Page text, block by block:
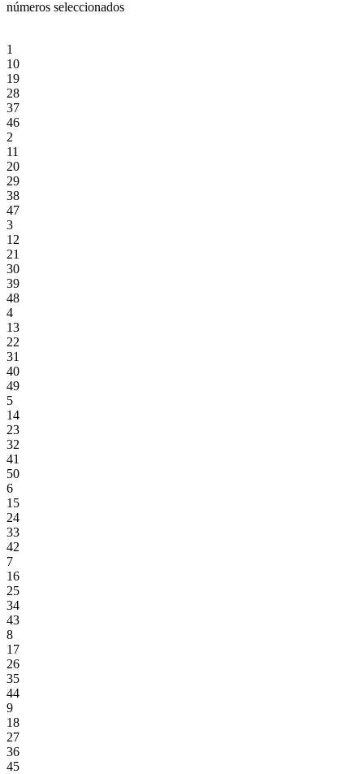
números seleccionados
1
10
19
28
37
46
2
11
20
29
38
47
3
12
21
30
39
48
4
13
22
31
40
49
5
14
23
32
41
50
6
15
24
33
42
7
16
25
34
43
8
17
26
35
44
9
18
27
36
45